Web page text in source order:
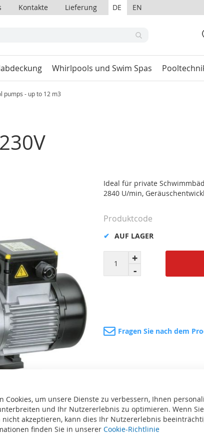
Cookies, um unsere Dienste zu verbessern, Ihnen
und Ihr Nutzererlebnis zu optimieren. Wenn
nicht akzeptieren, kann dies Ihr Nutzererlebnis
finden Sie in unserer Cookie-Richtlinie
Kontakte Lieferung DE EN
Whirlpools und Swim Spas
pumps - up to 12 m3
Drucken
Ideal für private
2840 U/min,
AUF LAGER
Produktcode
Fragen Sie nach dem